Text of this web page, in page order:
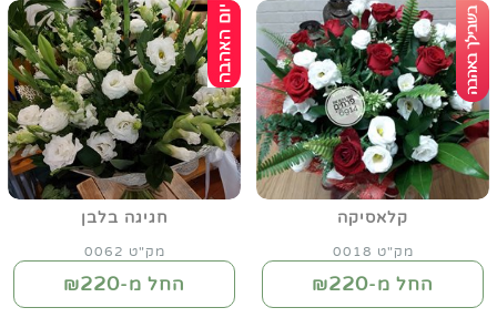
קלאסיקה
מק"ט 0018
החל מ-₪220
חגיגה בלבן
מק"ט 0062
החל מ-₪220